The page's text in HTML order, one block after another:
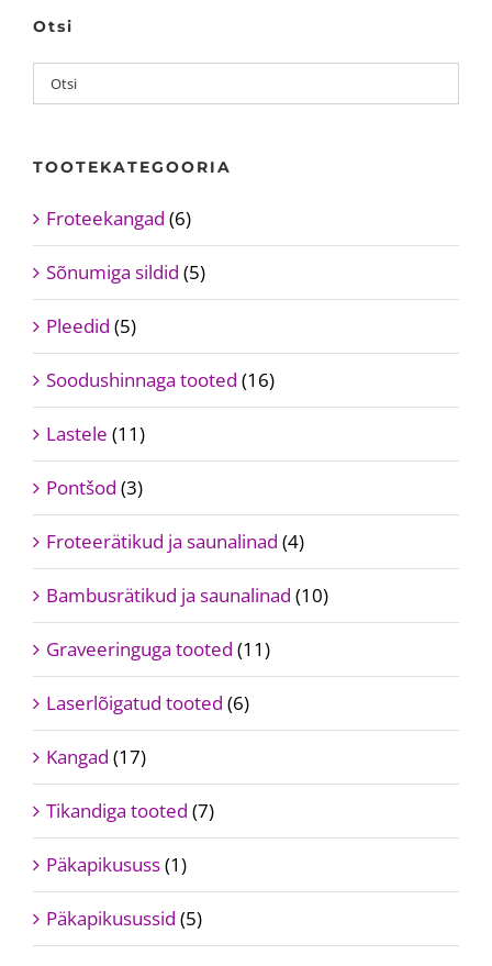
Otsi
TOOTEKATEGOORIA
Froteekangad (6)
Sõnumiga sildid (5)
Pleedid (5)
Soodushinnaga tooted (16)
Lastele (11)
Pontšod (3)
Froteerätikud ja saunalinad (4)
Bambusrätikud ja saunalinad (10)
Graveeringuga tooted (11)
Laserlõigatud tooted (6)
Kangad (17)
Tikandiga tooted (7)
Päkapikususs(1)
Päkapikusussid (5)